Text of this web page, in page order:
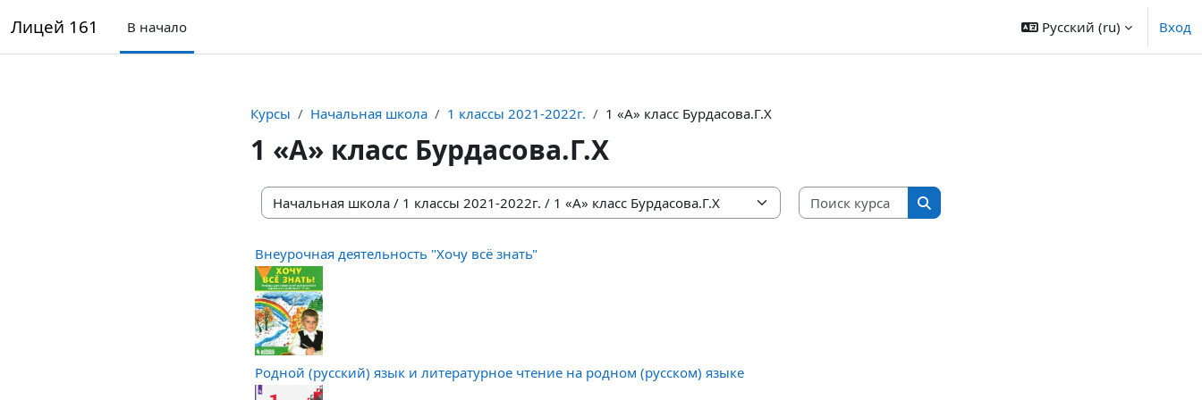
Лицей 161 В начало Русский ‎(ru)‎ Вход
Курсы Начальная школа 1 классы 2021-2022г. 1 «А» класс Бурдасова.Г.Х
1 «А» класс Бурдасова.Г.Х
Категории курсов
Поиск курса
Поиск курса
Внеурочная деятельность "Хочу всё знать"
Родной (русский) язык и литературное чтение на родном (русском) языке